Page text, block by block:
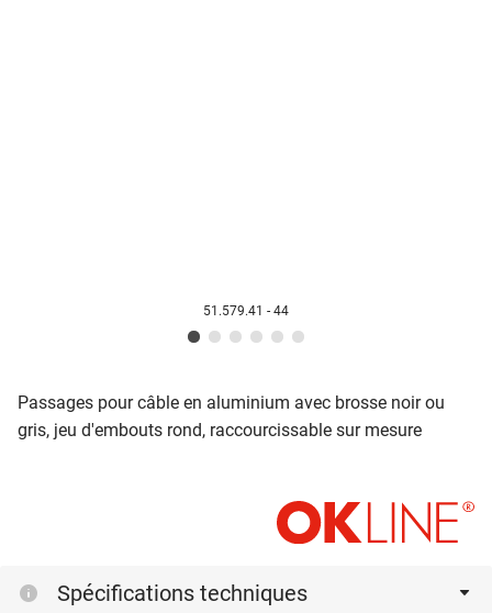
51.579.41 - 44
Passages pour câble en aluminium avec brosse noir ou
gris, jeu d'embouts rond, raccourcissable sur mesure
Spécifications techniques